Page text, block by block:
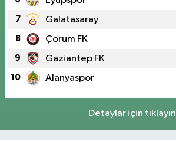
7 Galatasaray
8 Çorum FK
9 Gaziantep FK
10 Alanyaspor
Detaylar için tıklayın